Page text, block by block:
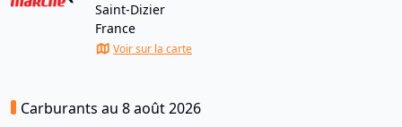
Saint-Dizier
France
Voir sur la carte
Carburants au 8 août 2026